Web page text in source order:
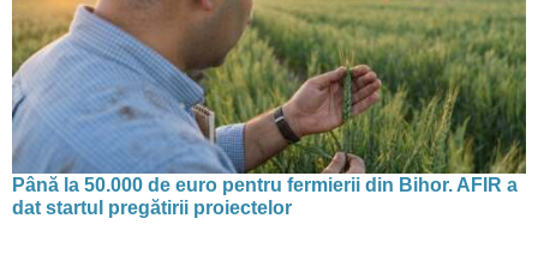
Până la 50.000 de euro pentru fermierii din Bihor. AFIR a
dat startul pregătirii proiectelor